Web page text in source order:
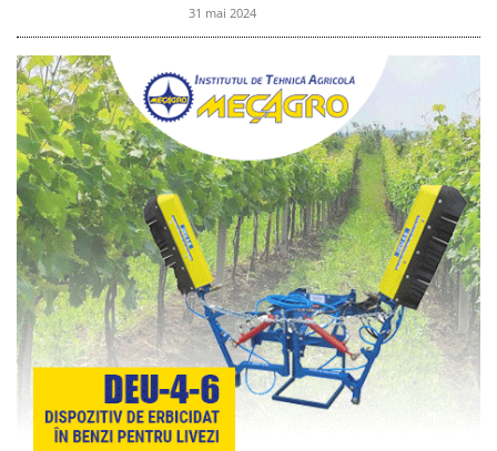
31 mai 2024